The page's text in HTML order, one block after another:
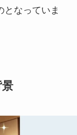
となっていま